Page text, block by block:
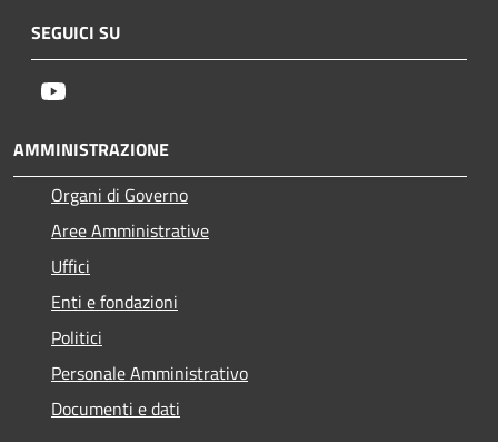
SEGUICI SU
AMMINISTRAZIONE
Organi di Governo
Aree Amministrative
Uffici
Enti e fondazioni
Politici
Personale Amministrativo
Documenti e dati